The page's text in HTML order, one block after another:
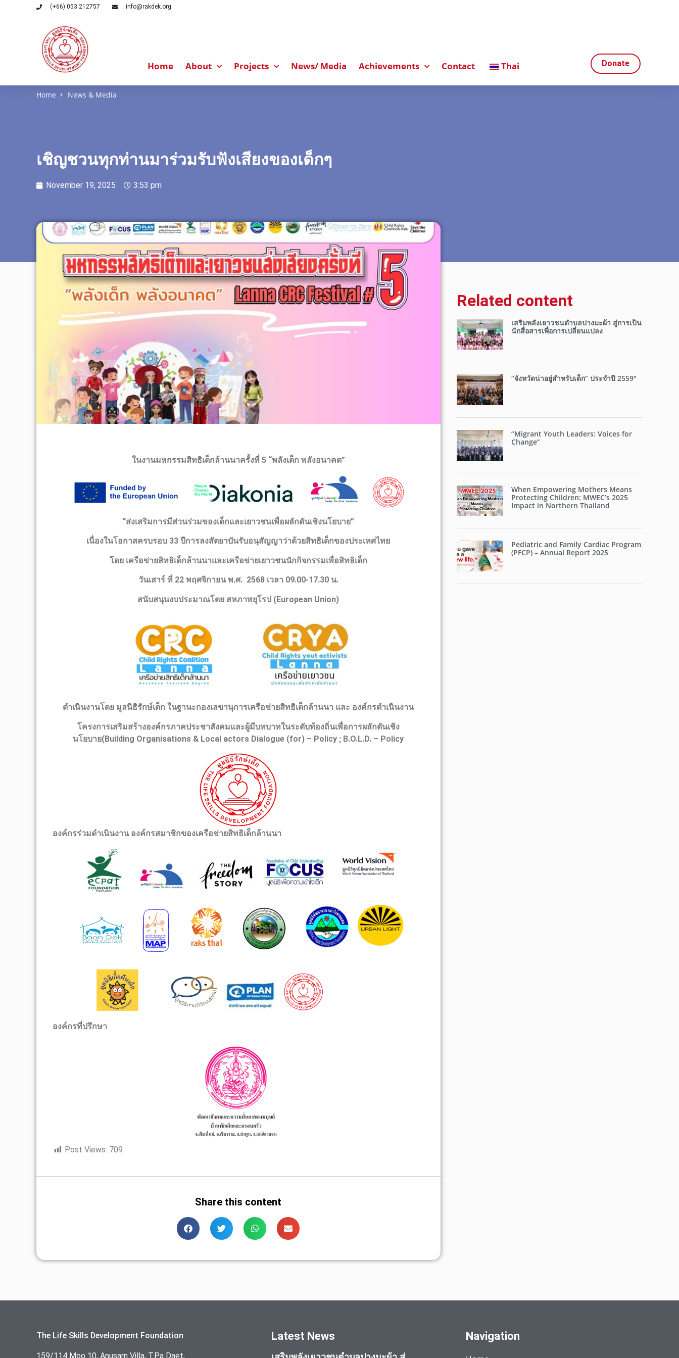
(+66) 053 212757 info@rakdek.org
Home About Projects News/ Media Achievements Contact Thai Donate
Home News & Media
เชิญชวนทุกท่านมาร่วมรับฟังเสียงของเด็กๆ
November 19, 2025 3:53 pm
ในงานมหกรรมสิทธิเด็กล้านนาครั้งที่ 5 “พลังเด็ก พลังอนาคต”
“ส่งเสริมการมีส่วนร่วมของเด็กและเยาวชนเพื่อผลักดันเชิงนโยบาย”
เนื่องในโอกาสครบรอบ 33 ปีการลงสัตยาบันรับอนุสัญญาว่าด้วยสิทธิเด็กของประเทศไทย
โดย เครือข่ายสิทธิเด็กล้านนาและเครือข่ายเยาวชนนักกิจกรรมเพื่อสิทธิเด็ก
วันเสาร์ ที่ 22 พฤศจิกายน พ.ศ. 2568 เวลา 09.00-17.30 น.
สนับสนุนงบประมาณโดย สหภาพยุโรป (European Union)
ดำเนินงานโดย มูลนิธิรักษ์เด็ก ในฐานะกองเลขานุการเครือข่ายสิทธิเด็กล้านนา และ องค์กรดำเนินงาน
โครงการเสริมสร้างองค์กรภาคประชาสังคมและผู้มีบทบาทในระดับท้องถิ่นเพื่อการผลักดันเชิง
นโยบาย(Building Organisations & Local actors Dialogue (for) – Policy ; B.O.L.D. – Policy
องค์กรร่วมดำเนินงาน องค์กรสมาชิกของเครือข่ายสิทธิเด็กล้านนา
องค์กรที่ปรึกษา
Post Views: 709
Share this content
Related content
เสริมพลังเยาวชนตำบลปางมะผ้า สู่การเป็น
นักสื่อสารเพื่อการเปลี่ยนแปลง
“จังหวัดน่าอยู่สำหรับเด็ก” ประจำปี 2559″
“Migrant Youth Leaders: Voices for
Change”
When Empowering Mothers Means
Protecting Children: MWEC’s 2025
Impact in Northern Thailand
Pediatric and Family Cardiac Program
(PFCP) – Annual Report 2025
The Life Skills Development Foundation
159/114 Moo 10, Anusarn Villa, T.Pa Daet,
Latest News Navigation